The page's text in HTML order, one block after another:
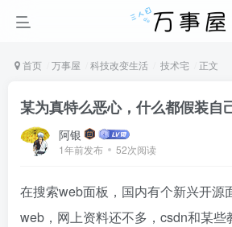
首页 万事屋 科技改变生活 技术宅 正文
某为真特么恶心，什么都假装自
阿银
1年前发布 52次阅读
在搜索web面板，国内有个新兴开源
web，网上资料还不多，csdn和某些